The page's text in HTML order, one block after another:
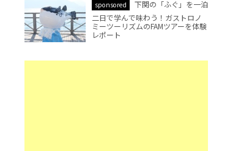
sponsored
下関の「ふぐ」を一泊
二日で学んで味わう！ガストロノ
ミーツーリズムのFAMツアーを体験
レポート